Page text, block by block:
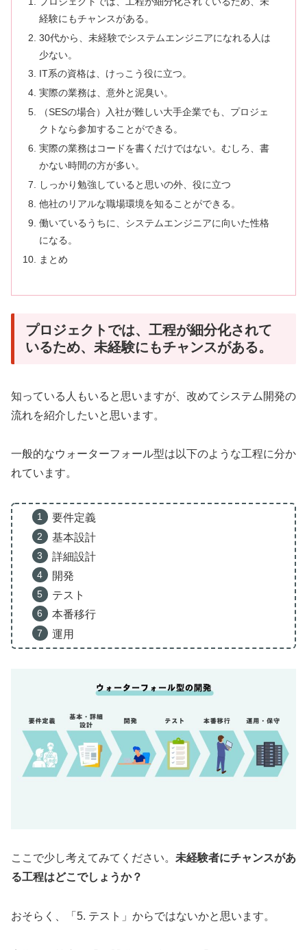
経験にもチャンスがある。
30代から、未経験でシステムエンジニアになれる人は
少ない。
IT系の資格は、けっこう役に立つ。
実際の業務は、意外と泥臭い。
（SESの場合）入社が難しい大手企業でも、プロジェ
クトなら参加することができる。
実際の業務はコードを書くだけではない。むしろ、書
かない時間の方が多い。
しっかり勉強していると思いの外、役に立つ
他社のリアルな職場環境を知ることができる。
働いているうちに、システムエンジニアに向いた性格
になる。
まとめ
プロジェクトでは、工程が細分化されて
いるため、未経験にもチャンスがある。
知っている人もいると思いますが、改めてシステム開発の
流れを紹介したいと思います。
一般的なウォーターフォール型は以下のような工程に分か
れています。
要件定義
基本設計
詳細設計
開発
テスト
本番移行
運用
ここで少し考えてみてください。 未経験者にチャンスがあ
る工程はどこでしょうか？
おそらく、「5. テスト」からではないかと思います。